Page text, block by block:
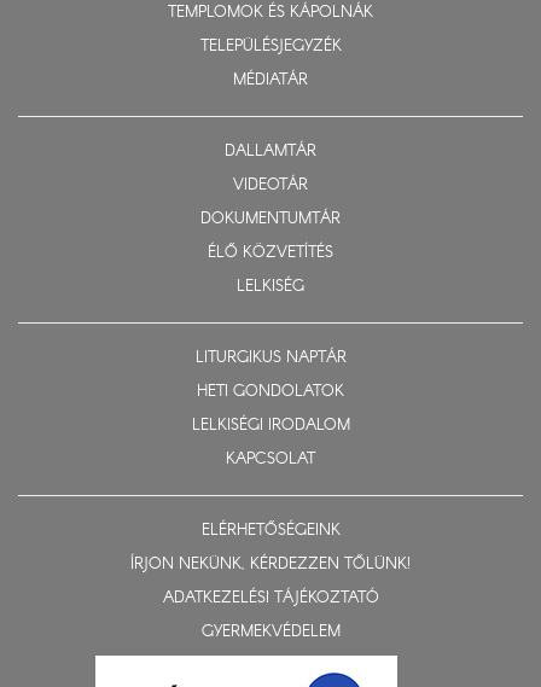
TEMPLOMOK ÉS KÁPOLNÁK
TELEPÜLÉSJEGYZÉK
MÉDIATÁR
DALLAMTÁR
VIDEOTÁR
DOKUMENTUMTÁR
ÉLŐ KÖZVETÍTÉS
LELKISÉG
LITURGIKUS NAPTÁR
HETI GONDOLATOK
LELKISÉGI IRODALOM
KAPCSOLAT
ELÉRHETŐSÉGEINK
ÍRJON NEKÜNK, KÉRDEZZEN TŐLÜNK!
ADATKEZELÉSI TÁJÉKOZTATÓ
GYERMEKVÉDELEM